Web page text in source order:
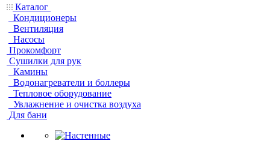
Каталог
Кондиционеры
Вентиляция
Насосы
Прокомфорт
Сушилки для рук
Камины
Водонагреватели и боллеры
Тепловое оборудование
Увлажнение и очистка воздуха
Для бани